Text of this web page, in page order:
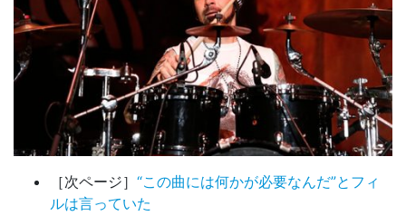
［次ページ］ “この曲には何かが必要なんだ”とフィ
ルは言っていた